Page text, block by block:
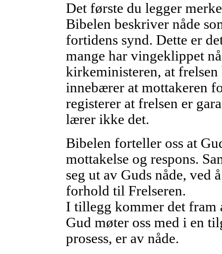
Det første du legger
Bibelen beskriver nåde
fortidens synd. Dette er
mange har vingeklippet
kirkeministeren, at
innebærer at mottakeren
registerer at frelsen er
lærer ikke det.
Bibelen forteller oss at
mottakelse og respons.
seg ut av Guds nåde, ved
forhold til Frelseren.
I tillegg kommer det fram
Gud møter oss med i en
prosess, er av nåde.